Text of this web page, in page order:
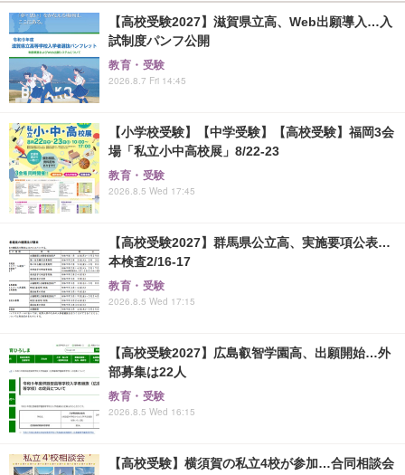
【高校受験2027】滋賀県立高、Web出願導入…入
試制度パンフ公開
教育・受験
2026.8.7 Fri 14:45
【小学校受験】【中学受験】【高校受験】福岡3会
場「私立小中高校展」8/22-23
教育・受験
2026.8.5 Wed 17:45
【高校受験2027】群馬県公立高、実施要項公表…
本検査2/16-17
教育・受験
2026.8.5 Wed 17:15
【高校受験2027】広島叡智学園高、出願開始…外
部募集は22人
教育・受験
2026.8.5 Wed 16:15
【高校受験】横須賀の私立4校が参加…合同相談会